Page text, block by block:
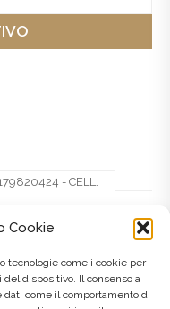
Cookie
tecnologie come i cookie per
dispositivo. Il consenso a
come il comportamento di
- CELL.
Pinterest